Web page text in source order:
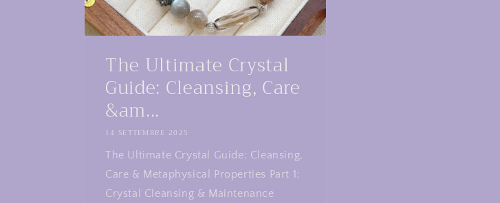
The Ultimate Crystal
Guide: Cleansing, Care
&am...
14 SETTEMBRE 2025
The Ultimate Crystal Guide: Cleansing,
Care & Metaphysical Properties Part 1:
Crystal Cleansing & Maintenance